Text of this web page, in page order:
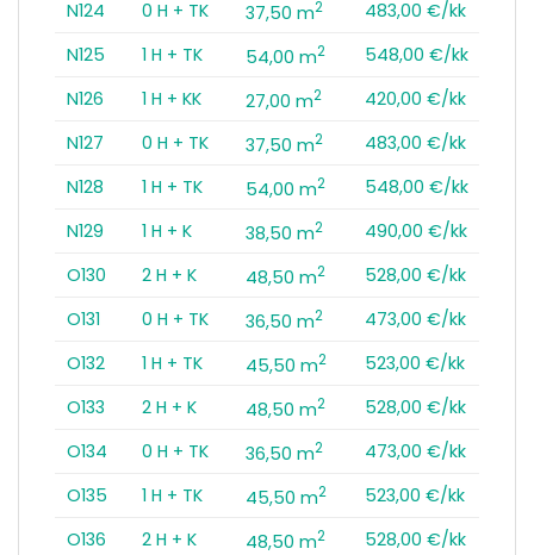
N124
0 H + TK 37,50 m2
483,00 €/kk
N125
1 H + TK 54,00 m2
548,00 €/kk
N126
1 H + KK 27,00 m2
420,00 €/kk
N127
0 H + TK 37,50 m2
483,00 €/kk
N128
1 H + TK 54,00 m2
548,00 €/kk
N129
1 H + K 38,50 m2
490,00 €/kk
O130
2 H + K 48,50 m2
528,00 €/kk
O131
0 H + TK 36,50 m2
473,00 €/kk
O132
1 H + TK 45,50 m2
523,00 €/kk
O133
2 H + K 48,50 m2
528,00 €/kk
O134
0 H + TK 36,50 m2
473,00 €/kk
O135
1 H + TK 45,50 m2
523,00 €/kk
O136
2 H + K 48,50 m2
528,00 €/kk